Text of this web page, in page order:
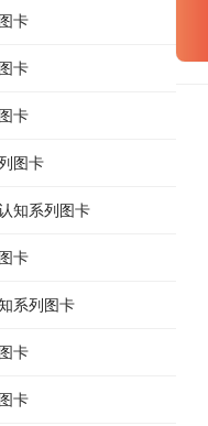
卡
卡
卡
图卡
知系列图卡
卡
系列图卡
卡
卡